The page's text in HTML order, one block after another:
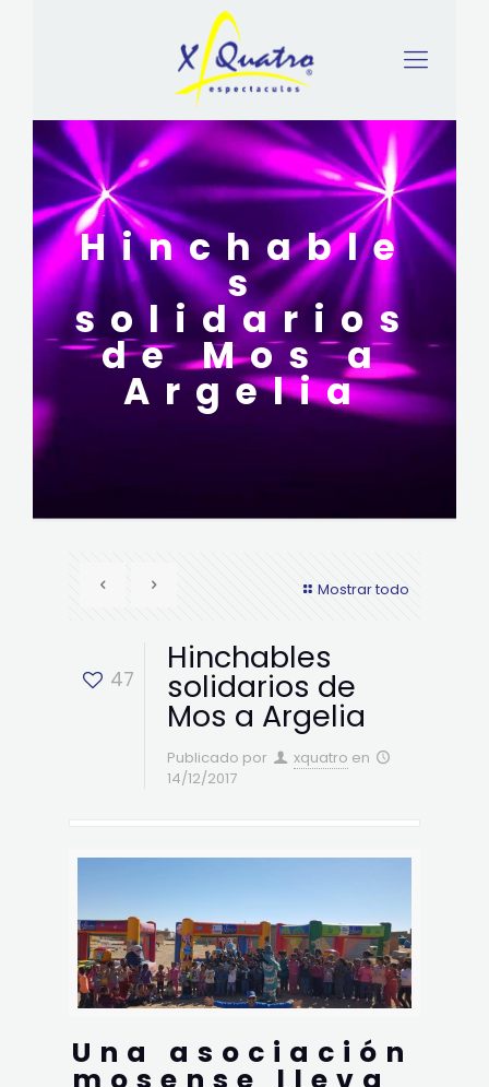
Hinchable
s
solidarios
de Mos a
Argelia
Mostrar todo
47
Hinchables
solidarios de
Mos a Argelia
Publicado por xquatro en
14/12/2017
Una asociación